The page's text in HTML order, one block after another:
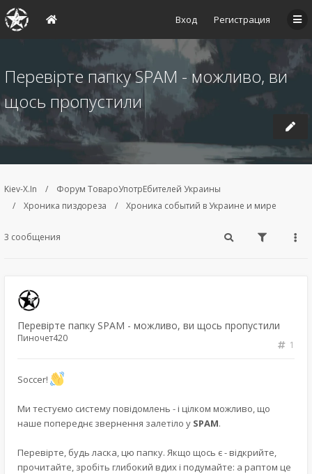
Вход Регистрация
Перевірте папку SPAM - можливо, ви
щось пропустили
Kiev-X.In
Форум ТовароУпотрЕбителей Украины
Хроника пиздореза
Хроника событий в Украине и мире
3 сообщения
Перевірте папку SPAM - можливо, ви щось пропустили
1
Пиночет420
Soccer!
Ми тестуємо систему повідомлень - і цілком можливо, що
наше попереднє звернення залетіло у SPAM.
Перевірте, будь ласка, цю папку. Якщо щось є - відкрийте,
прочитайте, зробіть глибокий вдих і подумайте: а раптом це